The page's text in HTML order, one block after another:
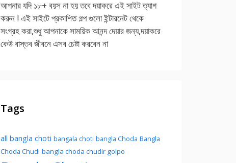
আপনার যদি ১৮+ বয়স না হয় তবে দয়াকরে এই সাইট ত্যাগ
করুন ! এই সাইটে প্রকাশিত গল্প গুলো ইন্টারনেট থেকে
সংগ্রহ করা,শুধু আপনাকে সাময়িক আনন্দ দেয়ার জন্য,দয়াকরে
কেউ বাস্তব জীবনে এসব চেষ্টা করবেন না
Tags
all bangla choti bangala choti bangla Choda Bangla
Choda Chudi bangla choda chudir golpo